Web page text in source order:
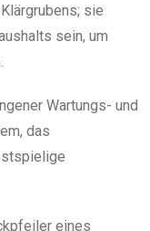
sie
sein, um
Wartungs- und
das
eines